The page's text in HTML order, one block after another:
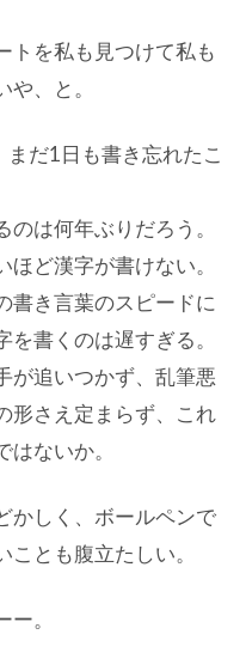
トを私も見つけて私も
、と。
だ1日も書き忘れたこ
は何年ぶりだろう。
ど漢字が書けない。
書き言葉のスピードに
書くのは遅すぎる。
が追いつかず、乱筆悪
形さえ定まらず、これ
ないか。
かしく、ボールペンで
とも腹立たしい。
。